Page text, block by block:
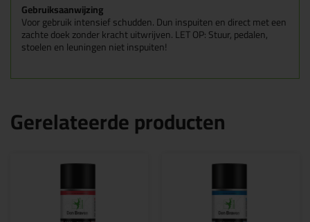
Gebruiksaanwijzing
Voor gebruik intensief schudden. Dun inspuiten en direct met een
zachte doek zonder kracht uitwrijven. LET OP: Stuur, pedalen,
stoelen en leuningen niet inspuiten!
Gerelateerde producten